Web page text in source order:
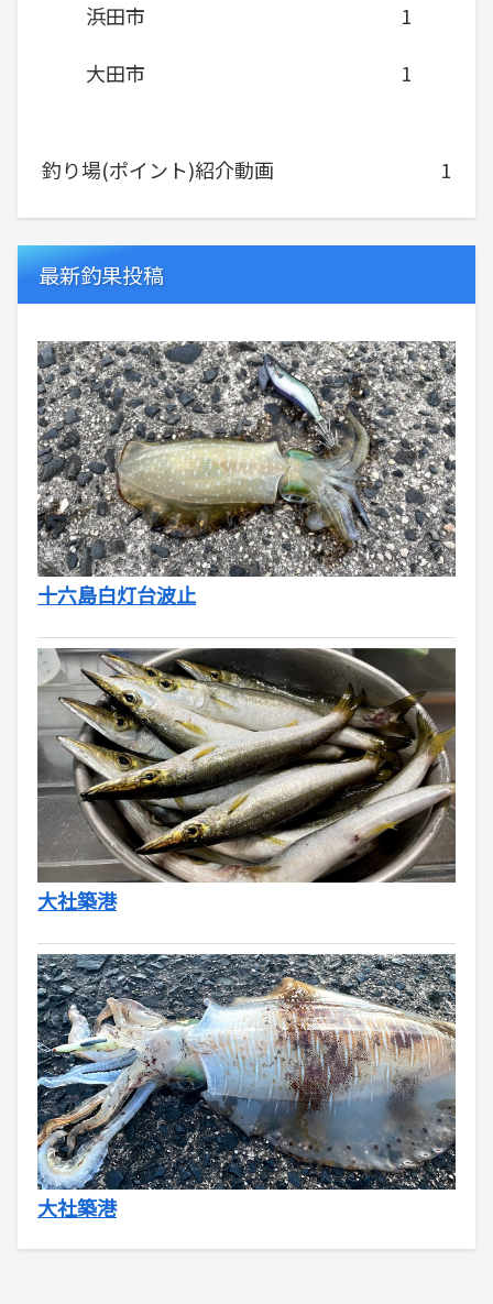
浜田市
1
大田市
1
釣り場(ポイント)紹介動画 1
最新釣果投稿
十六島白灯台波止
大社築港
大社築港